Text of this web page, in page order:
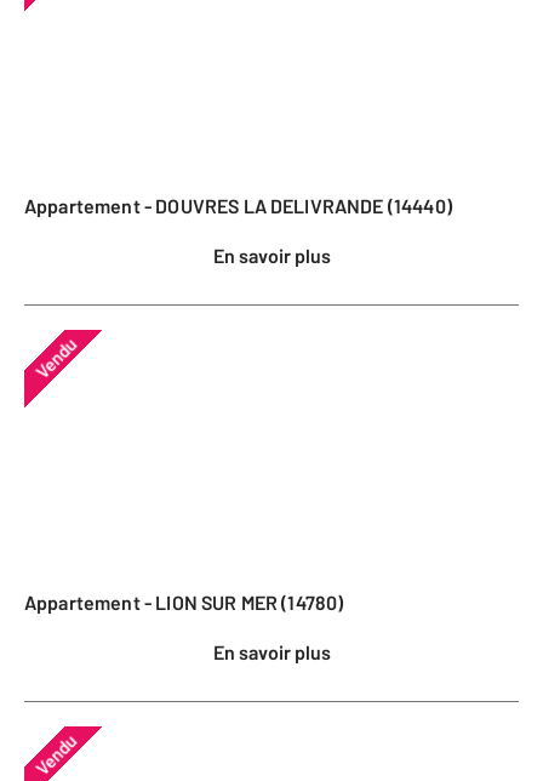
Appartement - DOUVRES LA DELIVRANDE (14440)
En savoir plus
Vendu
Appartement - LION SUR MER (14780)
En savoir plus
Vendu